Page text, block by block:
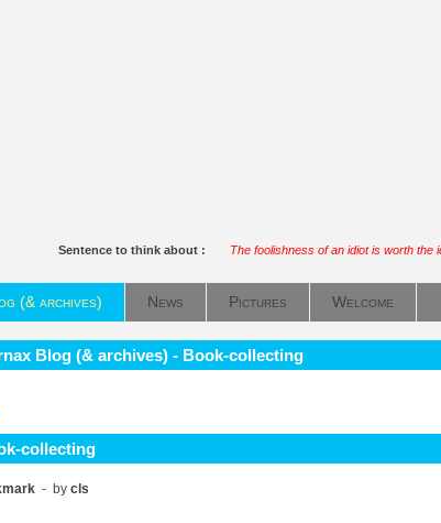
Sentence to think about : The foolishness of an idiot is worth the
(& archives) News Pictures Welcome
Blog (& archives) - Book-collecting
collecting
- by cls